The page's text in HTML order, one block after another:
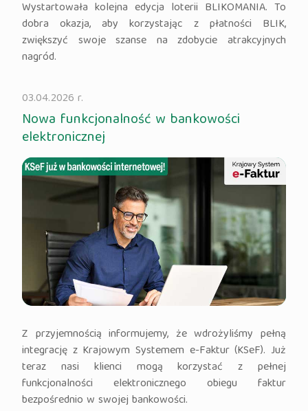
Wystartowała kolejna edycja loterii BLIKOMANIA. To
dobra okazja, aby korzystając z płatności BLIK,
zwiększyć swoje szanse na zdobycie atrakcyjnych
nagród.
03.04.2026 r.
Nowa funkcjonalność w bankowości
elektronicznej
Z przyjemnością informujemy, że wdrożyliśmy pełną
integrację z Krajowym Systemem e-Faktur (KSeF). Już
teraz nasi klienci mogą korzystać z pełnej
funkcjonalności elektronicznego obiegu faktur
bezpośrednio w swojej bankowości.